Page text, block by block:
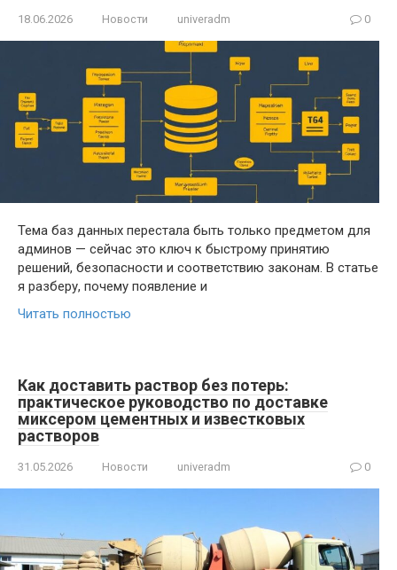
18.06.2026 Новости univeradm 0
Тема баз данных перестала быть только предметом для
админов — сейчас это ключ к быстрому принятию
решений, безопасности и соответствию законам. В статье
я разберу, почему появление и
Читать полностью
Как доставить раствор без потерь:
практическое руководство по доставке
миксером цементных и известковых
растворов
31.05.2026 Новости univeradm 0